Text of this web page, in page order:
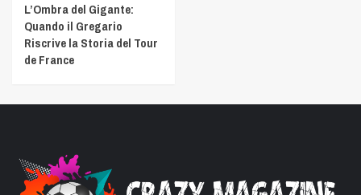
L’Ombra del Gigante:
Quando il Gregario
Riscrive la Storia del Tour
de France